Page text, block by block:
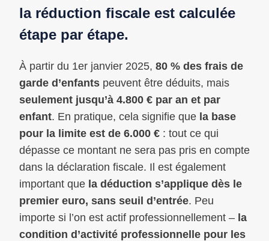
la réduction fiscale est calculée
étape par étape.
À partir du 1er janvier 2025, 80 % des frais de
garde d’enfants peuvent être déduits, mais
seulement jusqu’à 4.800 € par an et par
enfant. En pratique, cela signifie que la base
pour la limite est de 6.000 € : tout ce qui
dépasse ce montant ne sera pas pris en compte
dans la déclaration fiscale. Il est également
important que la déduction s’applique dès le
premier euro, sans seuil d’entrée. Peu
importe si l’on est actif professionnellement – la
condition d’activité professionnelle pour les